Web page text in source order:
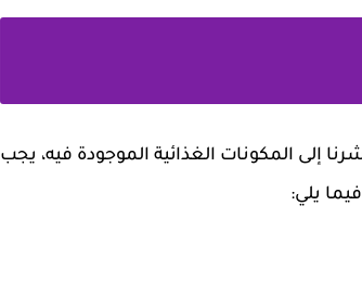
إلى المكونات الغذائية الموجودة فيه، يجب
يلي: